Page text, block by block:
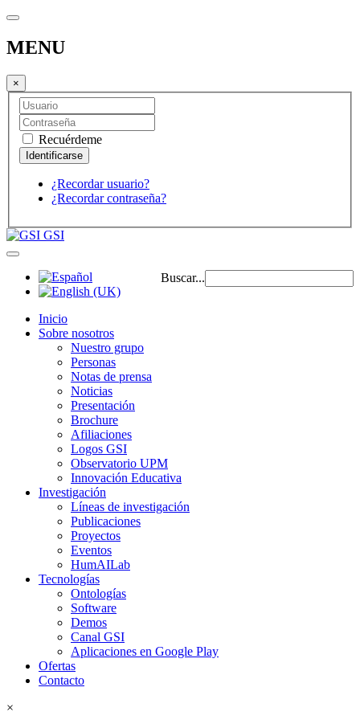
MENU
×
Recuérdeme
¿Recordar usuario?
¿Recordar contraseña?
GSI
Buscar...
Inicio
Sobre nosotros
Nuestro grupo
Personas
Notas de prensa
Noticias
Presentación
Brochure
Afiliaciones
Logos GSI
Observatorio UPM
Innovación Educativa
Investigación
Líneas de investigación
Publicaciones
Proyectos
Eventos
HumAILab
Tecnologías
Ontologías
Software
Demos
Canal GSI
Aplicaciones en Google Play
Ofertas
Contacto
×